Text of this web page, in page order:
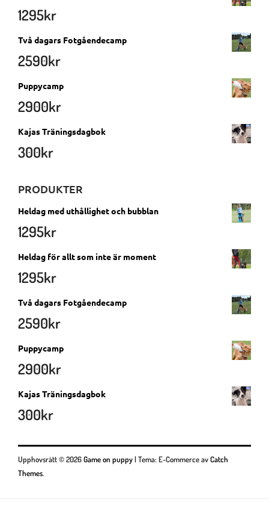
1295kr
Två dagars Fotgåendecamp
2590kr
Puppycamp
2900kr
Kajas Träningsdagbok
300kr
PRODUKTER
Heldag med uthållighet och bubblan
1295kr
Heldag för allt som inte är moment
1295kr
Två dagars Fotgåendecamp
2590kr
Puppycamp
2900kr
Kajas Träningsdagbok
300kr
Upphovsrätt © 2026Game on puppy|Tema: E-Commerce avCatch
Themes.